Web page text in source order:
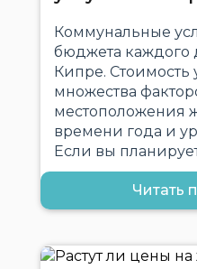
Коммунальные
бюджета каждого
Кипре. Стоимость
множества
местоположения
времени года и
Если вы
Читать